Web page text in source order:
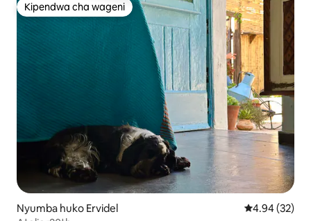
Kipendwa cha wageni
Kipendwa cha wageni
Nyumba huko Ervidel Ukadiriaji wa
4.94 (32)